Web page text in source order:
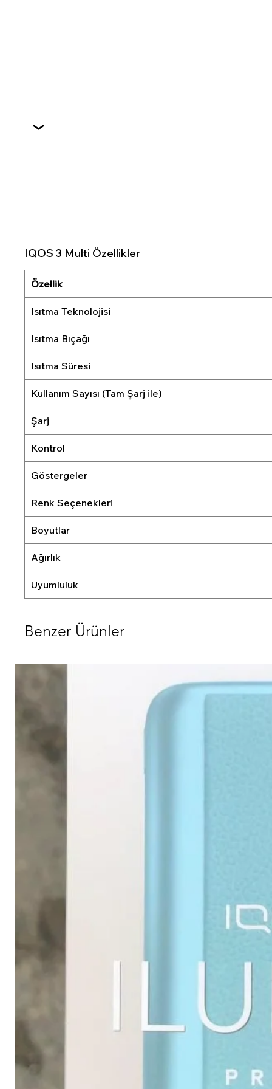
IQOS 3 Multi Özellikler
Özellik
Isıtma Teknolojisi
Isıtma Bıçağı
Isıtma Süresi
Kullanım Sayısı (Tam Şarj ile)
Şarj
Kontrol
Göstergeler
Renk Seçenekleri
Boyutlar
Ağırlık
Uyumluluk
Benzer Ürünler